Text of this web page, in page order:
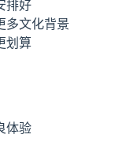
排好
多文化背景
划算
体验